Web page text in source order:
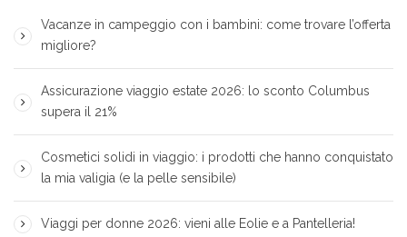
Vacanze in campeggio con i bambini: come trovare l’offerta
migliore?
Assicurazione viaggio estate 2026: lo sconto Columbus
supera il 21%
Cosmetici solidi in viaggio: i prodotti che hanno conquistato
la mia valigia (e la pelle sensibile)
Viaggi per donne 2026: vieni alle Eolie e a Pantelleria!